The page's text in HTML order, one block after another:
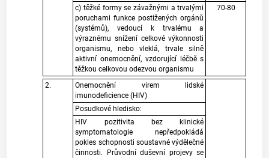
c) těžké formy se závažnými a trvalými
poruchami funkce postižených orgánů
(systémů), vedoucí k trvalému a
výraznému snížení celkové výkonnosti
organismu, nebo vleklá, trvale silně
aktivní onemocnění, vzdorující léčbě s
těžkou celkovou odezvou organismu
70-80
2.
Onemocnění virem lidské
imunodeficience (HIV)
Posudkové hledisko:
HIV pozitivita bez klinické
symptomatologie nepředpokládá
pokles schopnosti soustavné výdělečné
činnosti. Průvodní duševní projevy se